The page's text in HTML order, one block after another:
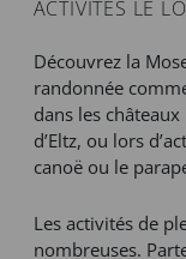
ACTIVITÉS LE
Découvrez la
randonnée
dans les
d’Eltz, ou lors
canoë ou le
Les activités de
nombreuses.